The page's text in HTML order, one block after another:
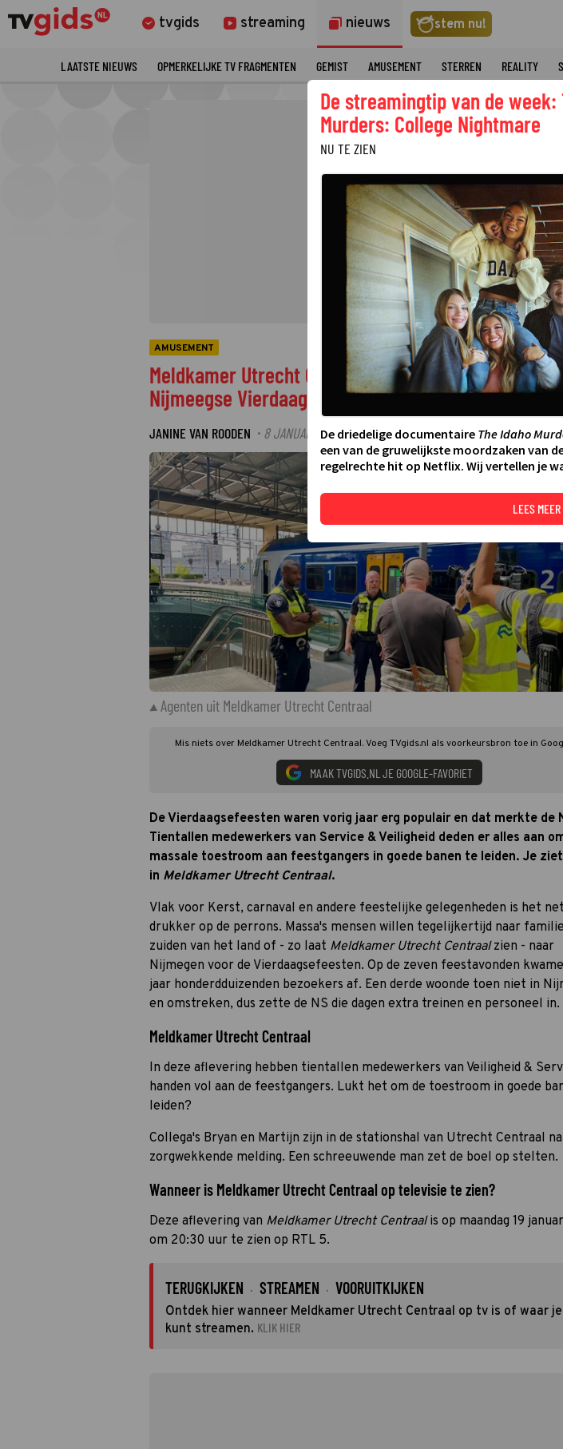
tvgids streaming nieuws stem nu!
LAATSTE NIEUWS OPMERKELIJKE TV FRAGMENTEN GEMIST AMUSEMENT STERREN REALITY
AMUSEMENT
Meldkamer Utrecht Centraal laat de chaos rondom de
Nijmeegse Vierdaagsefeesten zien
JANINE VAN ROODEN · 8 JANUARI 2026 10:16·LAATSTE UPDATE:09-01-26 12:03
Agenten uit Meldkamer Utrecht Centraal
Mis niets over Meldkamer Utrecht Centraal. Voeg TVgids.nl als voorkeursbron toe in
MAAK TVGIDS.NL JE GOOGLE-FAVORIET
De Vierdaagsefeesten waren vorig jaar erg populair en dat merkte de
Tientallen medewerkers van Service & Veiligheid deden er alles aan
massale toestroom aan feestgangers in goede banen te leiden. Je
in Meldkamer Utrecht Centraal.
Vlak voor Kerst, carnaval en andere feestelijke gelegenheden is het
drukker op de perrons. Massa's mensen willen tegelijkertijd naar
zuiden van het land of - zo laat Meldkamer Utrecht Centraalzien - naar
Nijmegen voor de Vierdaagsefeesten. Op de zeven feestavonden
jaar honderdduizenden bezoekers af. Een derde woonde toen niet in
en omstreken, dus zette de NS die dagen extra treinen en personeel in.
Meldkamer Utrecht Centraal
In deze aflevering hebben tientallen medewerkers van Veiligheid &
handen vol aan de feestgangers. Lukt het om de toestroom in goede
leiden?
Collega's Bryan en Martijn zijn in de stationshal van Utrecht Centraal
zorgwekkende melding. Een schreeuwende man zet de boel op stelten.
Wanneer is Meldkamer Utrecht Centraal op televisie te zien?
Deze aflevering van Meldkamer Utrecht Centraalis op maandag 19
om 20:30 uur te zien op RTL 5.
TERUGKIJKEN · STREAMEN · VOORUITKIJKEN
Ontdek hier wanneer Meldkamer Utrecht Centraal op tv is of waar
kunt streamen. KLIK HIER
De streamingtip van de week:
Murders: College Nightmare
NU TE ZIEN
De driedelige documentaire The Idaho
een van de gruwelijkste moordzaken van
regelrechte hit op Netflix. Wij vertellen je
LEES MEER